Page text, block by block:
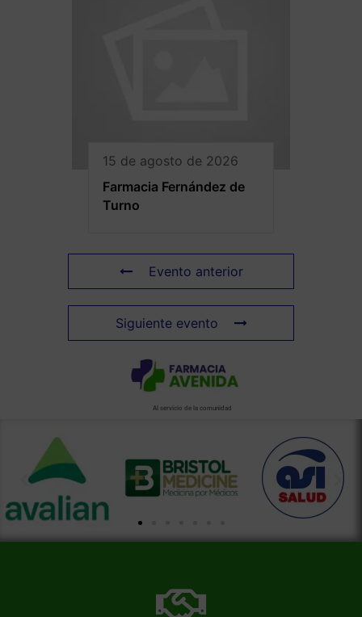
15 de agosto de 2026
Farmacia Fernández de
Turno
Evento anterior
Siguiente evento
Al servicio de la comunidad
Más información de nuestra farmacia